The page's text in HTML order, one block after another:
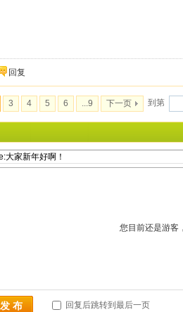
回复
3 4 5 6 ...9 下一页 到第
您目前还是游客
发 布 回复后跳转到最后一页